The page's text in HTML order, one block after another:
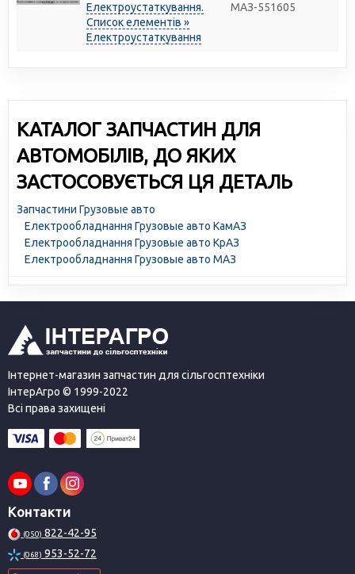
Електроустаткування.
Список елементів »
Електроустаткування
МАЗ-551605
КАТАЛОГ ЗАПЧАСТИН ДЛЯ
АВТОМОБІЛІВ, ДО ЯКИХ
ЗАСТОСОВУЄТЬСЯ ЦЯ ДЕТАЛЬ
Запчастини Грузовые авто
Електрообладнання Грузовые авто КамАЗ
Електрообладнання Грузовые авто КрАЗ
Електрообладнання Грузовые авто МАЗ
Інтернет-магазин запчастин для сільгосптехніки
ІнтерАгро © 1999-2022
Всі права захищені
Контакти
(050) 822-42-95
(068) 953-52-72